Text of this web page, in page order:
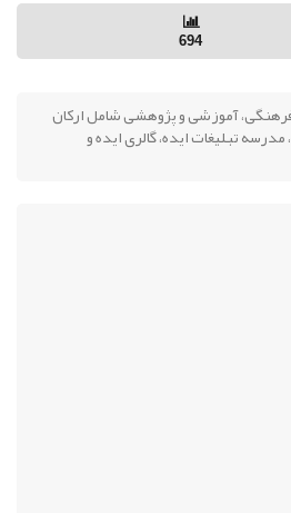
694
آموزشی و پژوهشی شامل ارکان
تبلیغات ایده، گالری ایده و